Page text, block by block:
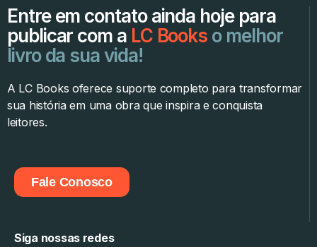
Entre em contato ainda hoje para
publicar com a LC Books o melhor
livro da sua vida!
A LC Books oferece suporte completo para transformar
sua história em uma obra que inspira e conquista
leitores.
Fale Conosco
Siga nossas redes